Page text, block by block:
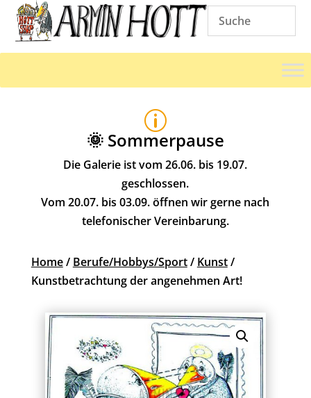
p
🌞 Sommerpause
Die Galerie ist vom 26.06. bis 19.07.
geschlossen.
Vom 20.07. bis 03.09. öffnen wir gerne nach
telefonischer Vereinbarung.
Home/ Berufe/Hobbys/Sport/ Kunst/
Kunstbetrachtung der angenehmen Art!